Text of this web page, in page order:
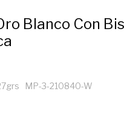
Blanco Con
MP-3-210840-W